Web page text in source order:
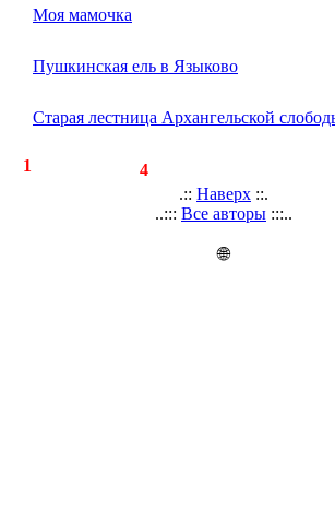
Моя мамочка
Пушкинская ель в Языково
Старая лестница Архангельской
1
4
.:: Наверх ::.
..::: Все авторы :::..
🌐